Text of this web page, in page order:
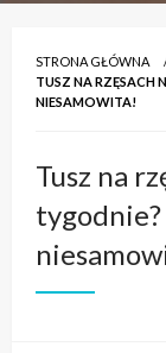
STRONA GŁÓWNA
TUSZ NA RZĘSACH
NIESAMOWITA!
Tusz na
tygodnie?